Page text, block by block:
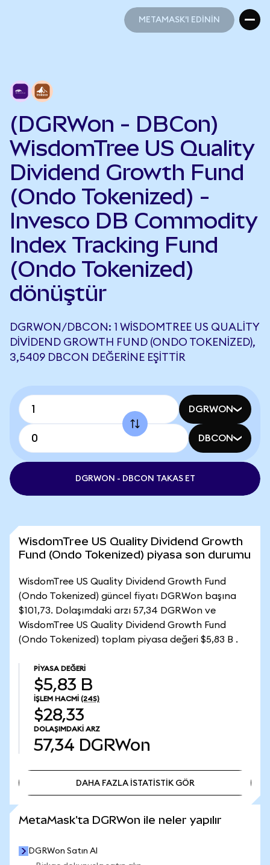
METAMASK'I EDİNİN
(DGRWon - DBCon)
WisdomTree US Quality
Dividend Growth Fund
(Ondo Tokenized) -
Invesco DB Commodity
Index Tracking Fund
(Ondo Tokenized)
dönüştür
DGRWON/DBCON: 1 WISDOMTREE US QUALITY
DIVIDEND GROWTH FUND (ONDO TOKENIZED),
3,5409 DBCON DEĞERINE EŞITTIR
DGRWON
DBCON
DGRWON - DBCON TAKAS ET
WisdomTree US Quality Dividend Growth
Fund (Ondo Tokenized) piyasa son durumu
WisdomTree US Quality Dividend Growth Fund
(Ondo Tokenized) güncel fiyatı DGRWon başına
$101,73. Dolaşımdaki arzı 57,34 DGRWon ve
WisdomTree US Quality Dividend Growth Fund
(Ondo Tokenized) toplam piyasa değeri $5,83 B .
PIYASA DEĞERI
$5,83 B
İŞLEM HACMI (24S)
$28,33
DOLAŞIMDAKI ARZ
57,34 DGRWon
DAHA FAZLA İSTATİSTİK GÖR
MetaMask'ta DGRWon ile neler yapılır
DGRWon Satın Al